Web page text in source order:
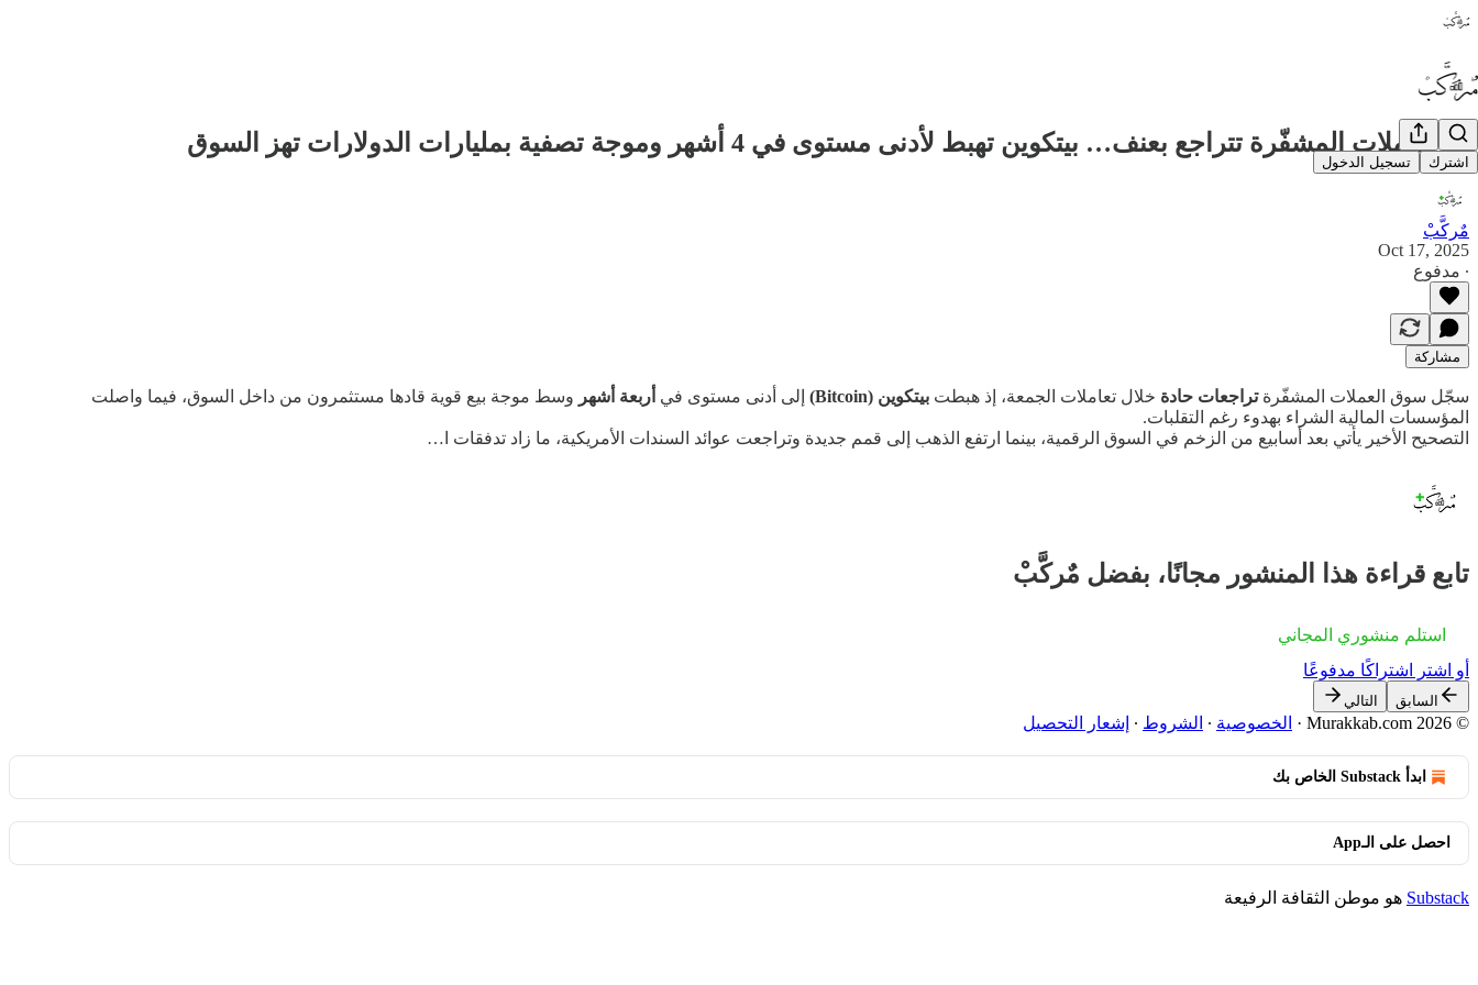
اشترك تسجيل الدخول
🔥 العملات المشفّرة تتراجع بعنف… بيتكوين تهبط لأدنى مستوى في 4 أشهر وموجة تصفية بمليارات الدولارات تهز السوق
مٌركَّبْ
Oct 17, 2025
∙ مدفوع
مشاركة
سجّل سوق العملات المشفّرةتراجعات حادة خلال تعاملات الجمعة، إذ هبطت بيتكوين (Bitcoin) إلى أدنى مستوى في أربعة أشهر وسط موجة بيع قوية قادها مستثمرون من داخل السوق، فيما واصلت
المؤسسات المالية الشراء بهدوء رغم التقلبات.
التصحيح الأخير يأتي بعد أسابيع من الزخم في السوق الرقمية، بينما ارتفع الذهب إلى قمم جديدة وتراجعت عوائد السندات الأمريكية، ما زاد تدفقات ا…
تابع قراءة هذا المنشور مجانًا، بفضل مٌركَّبْ
استلم منشوري المجاني
أو اشترِ اشتراكًا مدفوعًا
السابق التالي
© 2026 Murakkab.com
· الخصوصية ∙ الشروط ∙ إشعار التحصيل
ابدأ Substack الخاص بك
احصل على الـApp
Substack هو موطن الثقافة الرفيعة